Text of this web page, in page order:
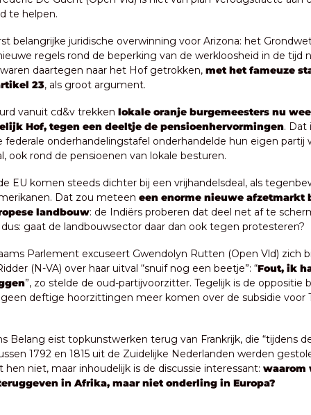
te helpen.
belangrijke juridische overwinning voor Arizona: het
regels rond de beperking van de werkloosheid in de tijd
daartegen naar het Hof getrokken, met het fameuze
23, als groot argument.
vanuit cd&v trekken lokale oranje burgemeesters nu
Hof, tegen een deeltje de pensioenhervormingen. Dat
federale onderhandelingstafel onderhandelde hun eigen partij
ook rond de pensioenen van lokale besturen.
EU komen steeds dichter bij een vrijhandelsdeal, als
Dat zou meteen een enorme nieuwe afzetmarkt
landbouw: de Indiërs proberen dat deel net af te
gaat de landbouwsector daar dan ook tegen protesteren?
Parlement excuseert Gwendolyn Rutten (Open Vld) zich
(N-VA) over haar uitval “snuif nog een beetje”: “Fout, ik
”, zo stelde de oud-partijvoorzitter. Tegelijk is de oppositie
deftige hoorzittingen meer komen over de subsidie voor
Belang eist topkunstwerken terug van Frankrijk, die “tijdens
1792 en 1815 uit de Zuidelijke Nederlanden werden
hen niet, maar inhoudelijk is de discussie interessant: waarom
in Afrika, maar niet onderling in Europa?